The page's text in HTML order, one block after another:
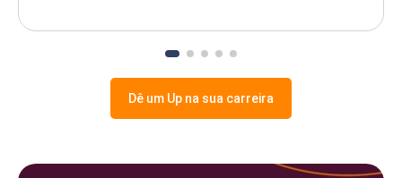
Dê um Up na sua carreira